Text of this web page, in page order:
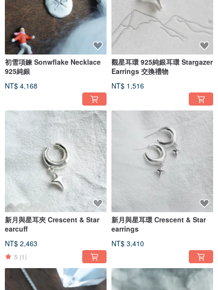
初雪項鍊 Sonwflake Necklace
925純銀
NT$ 4,168
觀星耳環 925純銀耳環 Stargazer
Earrings 交換禮物
NT$ 1,516
新月與星耳夾 Crescent & Star
earcuff
NT$ 2,463
5 (1)
新月與星耳環 Crescent & Star
earrings
NT$ 3,410